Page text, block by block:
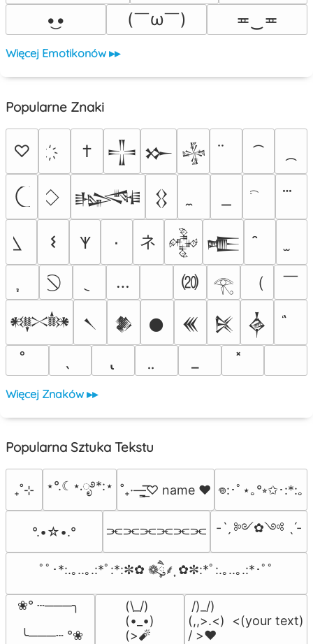
•͜•
(￣ω￣﻿) ≖‿≖
Więcej Emotikonów ▸▸
Popularne Znaki
♡ † 𒋲 𒁍 𒈔
𒈙 𒌐
𐌔 𐊵 ٠ ネ 𒅒 𒍫
…
⒇ 𓂀 （ ￣
𒀰 𒀹 𒆎 𒊹 𒌍 𒍮 𒎓
Więcej Znaków ▸▸
Popularna Sztuka Tekstu
₊˚⊹ ⋆°.☾⋆.ೃ࿔*:⋆ ˚₊·—̳͟͞͞♡ name ♥️ 𖦹:･ﾟ⋆｡°⭒✩･:*:｡
°.•☆•.° ⫘⫘⫘⫘⫘⫘ -ˋˏ ༻✿༺ ˎˊ-
ﾟﾟ･*:.｡..｡.:*ﾟ:*:✼✿ ❁ཻུ۪۪⸙͎ ✿✼:*ﾟ:.｡..｡.:*･ﾟﾟ
❀° ┄───╮
╰───┄ °❀
(\_/)
(•_•)
(>🧨
/)_/)
(,,>.<)  <(your text)
/ >❤️